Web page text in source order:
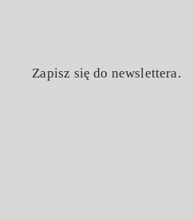
Zapisz się do newslettera.